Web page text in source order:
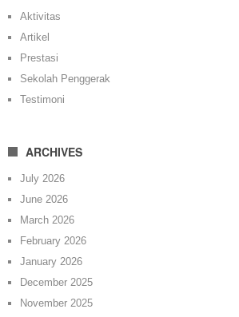
Aktivitas
Artikel
Prestasi
Sekolah Penggerak
Testimoni
ARCHIVES
July 2026
June 2026
March 2026
February 2026
January 2026
December 2025
November 2025